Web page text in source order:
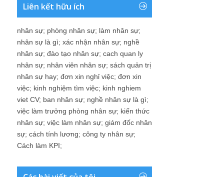
Liên kết hữu ích
nhân sự; phòng nhân sự; làm nhân sự;
nhân sự là gì; xác nhận nhân sự; nghề
nhân sự; đào tạo nhân sự; cach quan ly
nhân sự; nhân viên nhân sự; sách quản trị
nhân sự hay; đơn xin nghỉ việc; đơn xin
việc; kinh nghiệm tìm việc; kinh nghiem
viet CV; ban nhân sự; nghề nhân sự là gì;
việc làm trưởng phòng nhân sự; kiến thức
nhân sự; việc làm nhân sự; giám đốc nhân
sự; cách tính lương; công ty nhân sự;
Cách làm KPI;